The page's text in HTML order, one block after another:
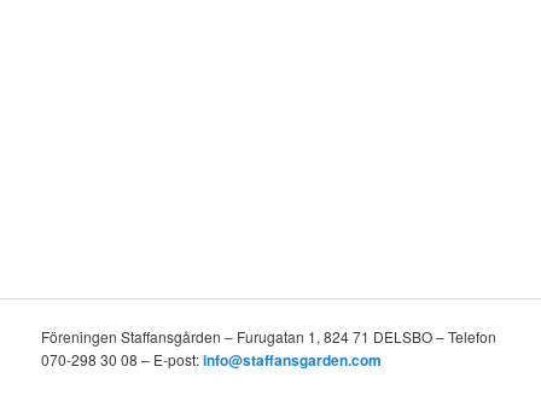
Föreningen Staffansgården – Furugatan 1, 824 71 DELSBO – Telefon
070-298 30 08 – E-post:info@staffansgarden.com